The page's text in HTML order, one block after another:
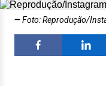
Foto: Reprodução/